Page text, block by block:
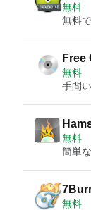
無料
無料
Free
無料
手間
無料
簡単
無料